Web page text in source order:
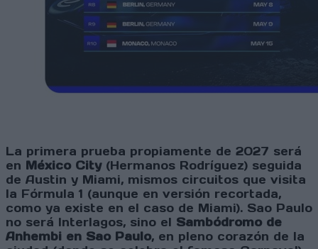
La primera prueba propiamente de 2027 será
en México City(Hermanos Rodríguez) seguida
de Austin y Miami, mismos circuitos que visita
la Fórmula 1 (aunque en versión recortada,
como ya existe en el caso de Miami). Sao Paulo
no será Interlagos, sino el Sambódromo de
Anhembi en Sao Paulo, en pleno corazón de la